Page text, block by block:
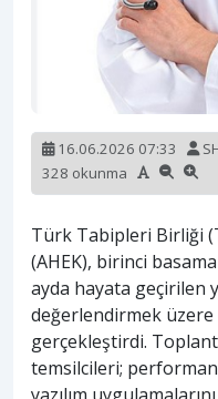
16.06.2026 07:33
328 okunma
Türk Tabipleri Birliği
(AHEK), birinci
ayda hayata geçirilen
değerlendirmek
gerçekleştirdi.
temsilcileri;